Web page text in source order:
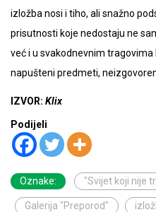
izložba nosi i tiho, ali snažno
prisutnosti koje nedostaju ne
već i u svakodnevnim
napušteni predmeti,
IZVOR: Klix
Podijeli
Oznake: "Svijet koji nije
Galerija "Preporod"